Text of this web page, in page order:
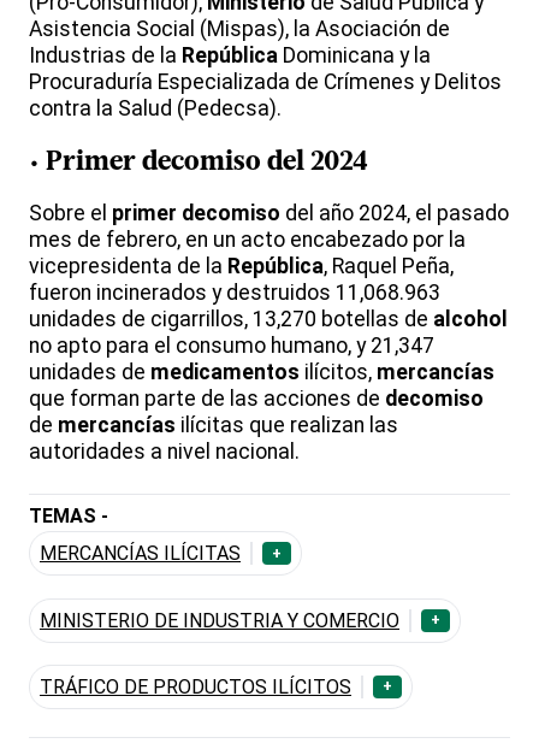
Asistencia Social (Mispas), la Asociación de
Industrias de la República Dominicana y la
Procuraduría Especializada de Crímenes y Delitos
contra la Salud (Pedecsa).
• Primer decomiso del 2024
Sobre el primer decomiso del año 2024, el pasado
mes de febrero, en un acto encabezado por la
vicepresidenta de la República, Raquel Peña,
fueron incinerados y destruidos 11,068.963
unidades de cigarrillos, 13,270 botellas de alcohol
no apto para el consumo humano, y 21,347
unidades de medicamentos ilícitos, mercancías
que forman parte de las acciones de decomiso
de mercancías ilícitas que realizan las
autoridades a nivel nacional.
TEMAS -
MERCANCÍAS ILÍCITAS
+
MINISTERIO DE INDUSTRIA Y COMERCIO +
TRÁFICO DE PRODUCTOS ILÍCITOS +